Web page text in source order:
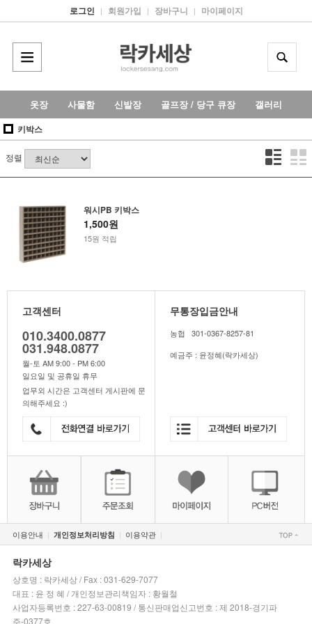
로그인 | 회원가입 | 장바구니 | 마이페이지
옷장 사물함 신발장 골프장 / 당구 큐장 갤러리
키박스
정렬
워시PB 키박스
1,500원
15원 적립
고객센터
010.3400.0877
031.948.0877
월-토 AM 9:00 - PM 6:00
일요일 및 공휴일 휴무
업무외 시간은 고객센터 게시판에 문
의해주세요 :)
무통장입금안내
농협 301-0367-8257-81
예금주 : 윤정혜(락카세상)
이용안내 | 개인정보처리방침 | 이용약관|
락카세상
상호명 : 락카세상 / Fax : 031-629-7077
대표 : 윤 정 혜 / 개인정보관리책임자 : 황월철
사업자등록번호 : 227-63-00819 / 통신판매업신고번호 : 제 2018-경기파
주-0377호